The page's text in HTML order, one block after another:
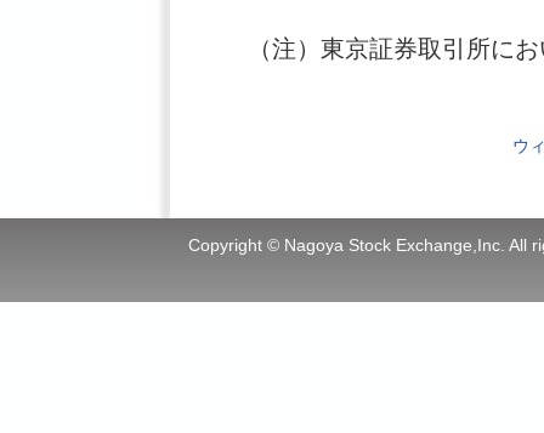
（注）東京証券取引所に
ウ
Copyright © Nagoya Stock Exchange,Inc. All